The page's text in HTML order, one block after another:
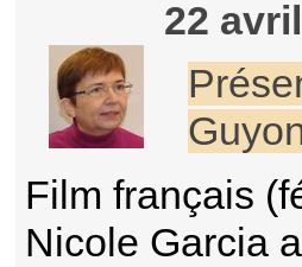
22 avril
Film français
Nicole Garcia